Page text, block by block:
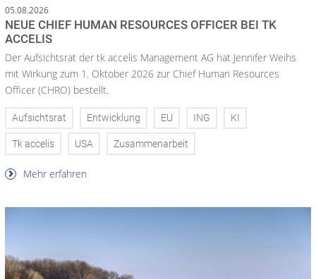
05.08.2026
NEUE CHIEF HUMAN RESOURCES OFFICER BEI TK
ACCELIS
Der Aufsichtsrat der tk accelis Management AG hat Jennifer Weihs
mit Wirkung zum 1. Oktober 2026 zur Chief Human Resources
Officer (CHRO) bestellt.
Aufsichtsrat Entwicklung EU ING KI
Tk accelis USA Zusammenarbeit
Mehr erfahren